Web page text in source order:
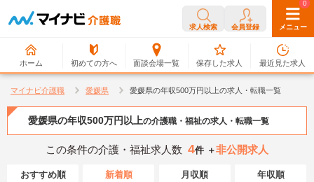
求人検索 会員登録 メニュー
ホーム 初めての方へ 面談会場一覧
0
保存した求人
0
最近見た求人
マイナビ介護職 愛媛県 愛媛県の年収500万円以上の求人・転職一覧
愛媛県の年収500万円以上の介護職・福祉の求人・転職一覧
この条件の介護・福祉求人数 4件 ＋非公開求人
おすすめ順 新着順 月収順 年収順